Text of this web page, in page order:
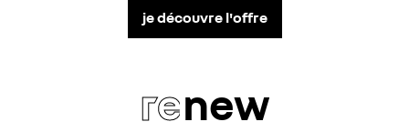
je découvre l'offre
renew